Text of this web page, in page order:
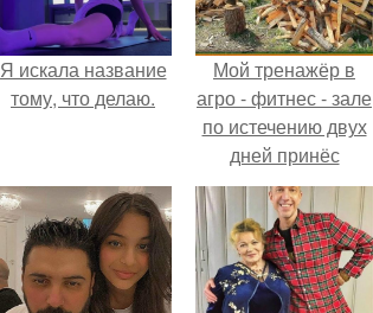
Я искала название
тому, что делаю.
Мой тренажёр в
агро - фитнес - зале
по истечению двух
дней принёс
ощутимый
результат.